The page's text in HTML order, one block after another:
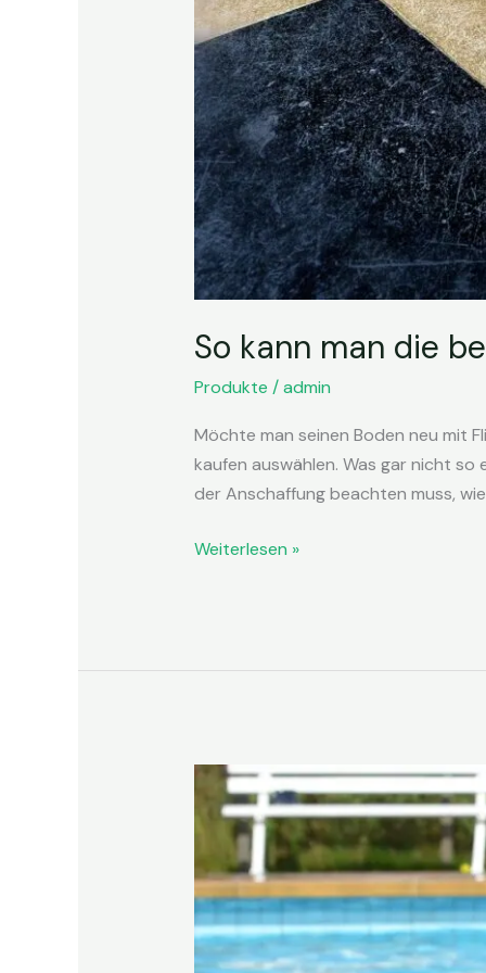
So kann man die
Produkte /admin
Möchte man seinen Boden neu mit
kaufen auswählen. Was gar nicht
der Anschaffung beachten muss,
Weiterlesen »
So
findet
die
richtige
Pool
Filteranlage